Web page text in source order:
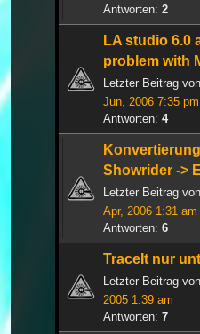
Antworten: 2
LA studio 6.0
problem with
Letzter Beitrag von
Jun, 2006 7:35 pm
Antworten: 4
Showrider ->
Letzter Beitrag von
Apr, 2006 1:31 am
Antworten: 6
TraceIt nur
Letzter Beitrag von
2005 1:39 am
Antworten: 7